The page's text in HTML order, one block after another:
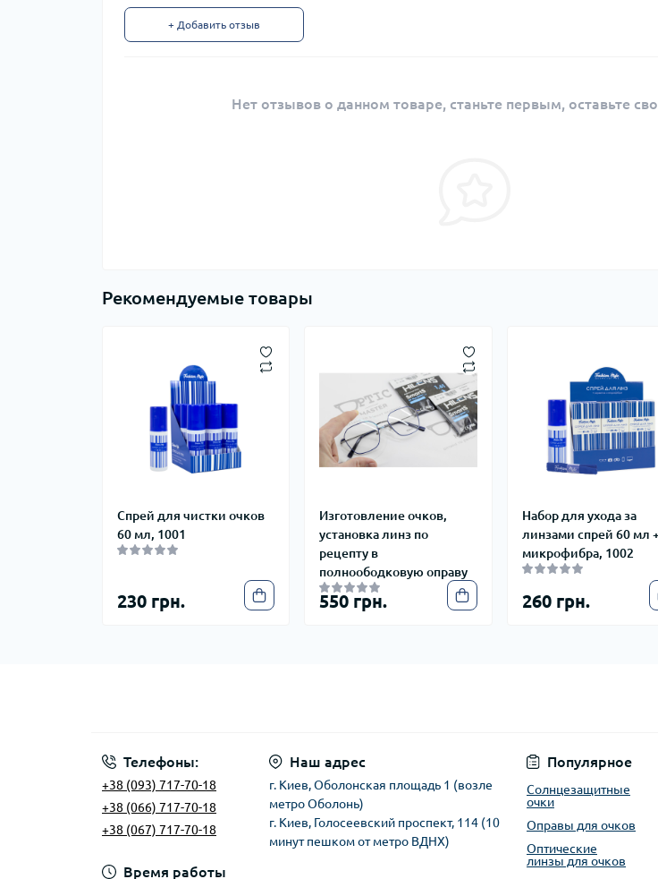
+ Добавить отзыв
Нет отзывов о данном товаре, станьте первым, оставьте
Рекомендуемые товары
Спрей для чистки очков
60 мл, 1001
230 грн.
Изготовление очков,
установка линз по
рецепту в
полноободковую оправу
550 грн.
Набор для ухода за
линзами спрей 60 мл
микрофибра, 1002
260 грн.
Телефоны:
+38 (093) 717-70-18
+38 (066) 717-70-18
+38 (067) 717-70-18
Время работы
Наш адрес
г. Киев, Оболонская площадь 1 (возле
метро Оболонь)
г. Киев, Голосеевский проспект, 114 (10
минут пешком от метро ВДНХ)
Популярное
Солнцезащитные
очки
Оправы для очков
Оптические
линзы для очков